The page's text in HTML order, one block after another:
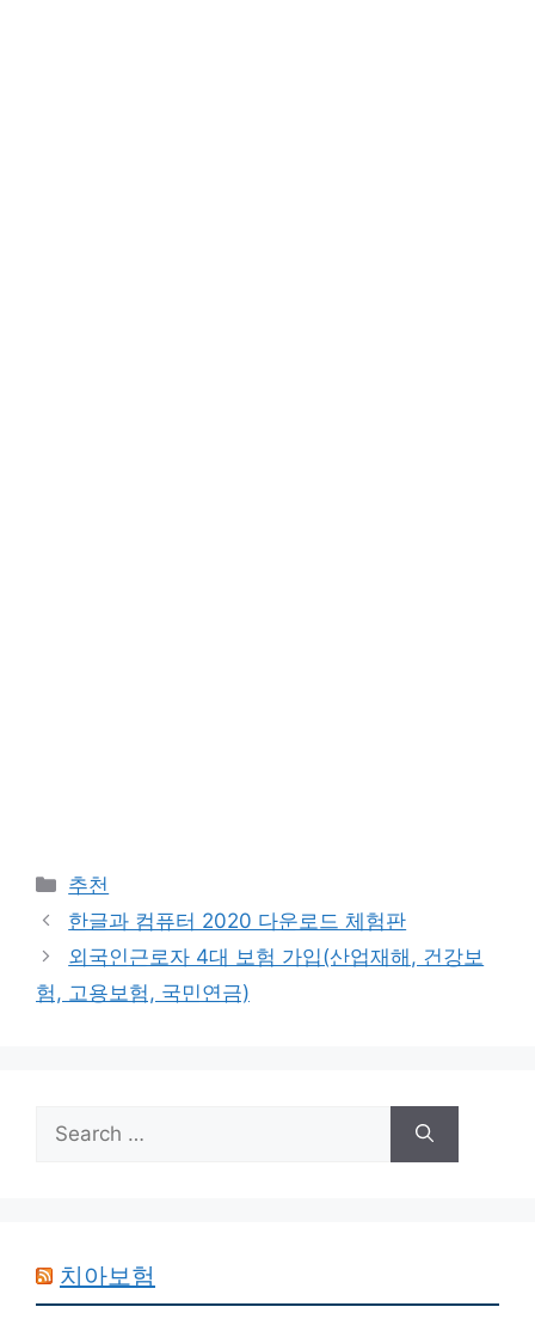
Categories
추천
한글과 컴퓨터 2020 다운로드 체험판
외국인근로자 4대 보험 가입(산업재해, 건강보
험, 고용보험, 국민연금)
for:
치아보험